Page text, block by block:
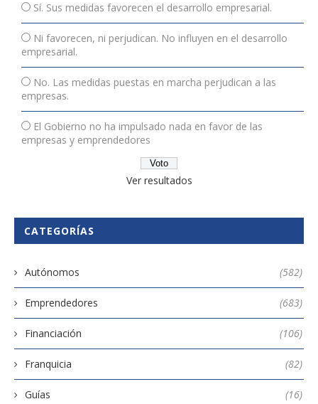
Sí. Sus medidas favorecen el desarrollo empresarial.
Ni favorecen, ni perjudican. No influyen en el desarrollo
empresarial.
No. Las medidas puestas en marcha perjudican a las
empresas.
El Gobierno no ha impulsado nada en favor de las
empresas y emprendedores
Ver resultados
CATEGORÍAS
Autónomos (582)
Emprendedores (683)
Financiación (106)
Franquicia (82)
Guías (16)